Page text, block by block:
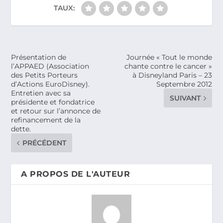
TAUX:
Présentation de
l’APPAED (Association
des Petits Porteurs
d’Actions EuroDisney).
Entretien avec sa
présidente et fondatrice
et retour sur l’annonce de
refinancement de la
dette.
PRÉCÉDENT
Journée « Tout le monde
chante contre le cancer »
à Disneyland Paris – 23
Septembre 2012
SUIVANT
A PROPOS DE L'AUTEUR